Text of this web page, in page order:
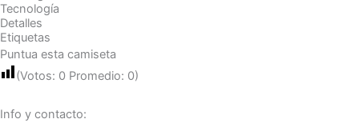
Tecnología
Detalles
Etiquetas
Puntua esta camiseta
(Votos: 0 Promedio: 0)
Info y contacto: